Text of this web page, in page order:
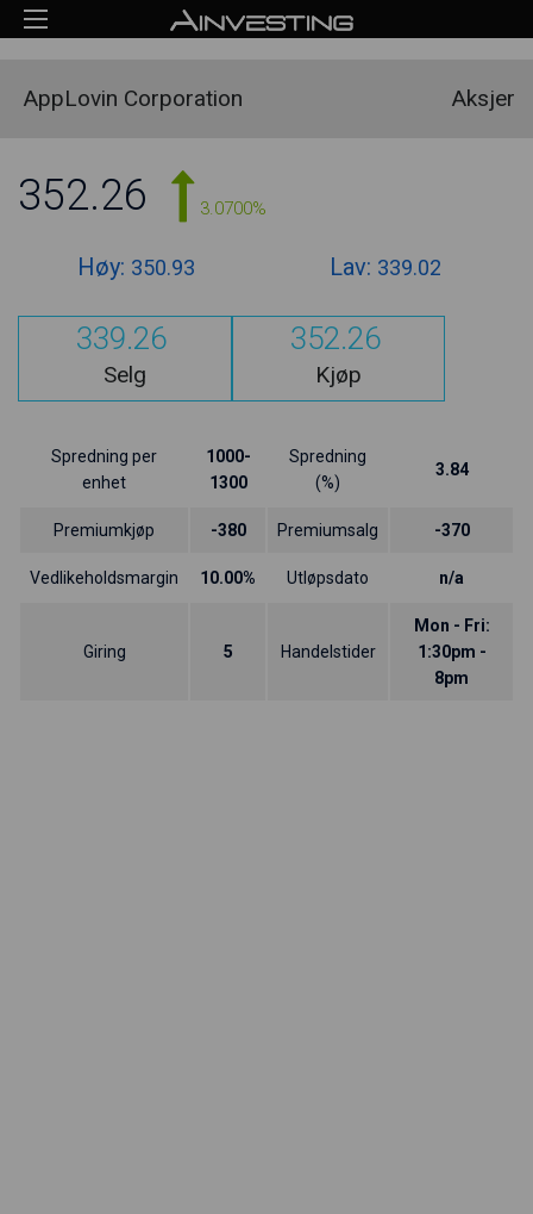
AppLovin Corporation Aksjer
352.26 3.0700%
Høy: 350.93 Lav: 339.02
339.26
Selg
352.26
Kjøp
Spredning per
enhet
1000-
1300
Spredning
(%)
3.84
Premiumkjøp -380 Premiumsalg -370
Vedlikeholdsmargin 10.00% Utløpsdato n/a
Giring 5 Handelstider
Mon - Fri:
1:30pm -
8pm